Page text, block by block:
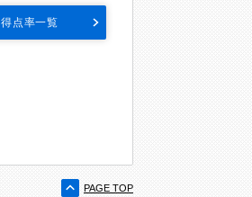
得点率一覧
PAGE TOP